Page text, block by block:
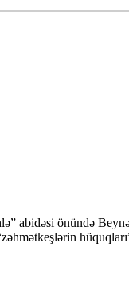
abidəsi önündə